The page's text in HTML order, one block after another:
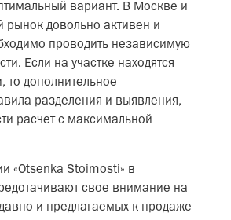
вариант. В Москве и
рынок довольно активен и
проводить независимую
Если на участке находятся
то дополнительное
разделения и выявления,
расчет с максимальной
«Otsenka Stoimosti» в
свое внимание на
и предлагаемых к продаже